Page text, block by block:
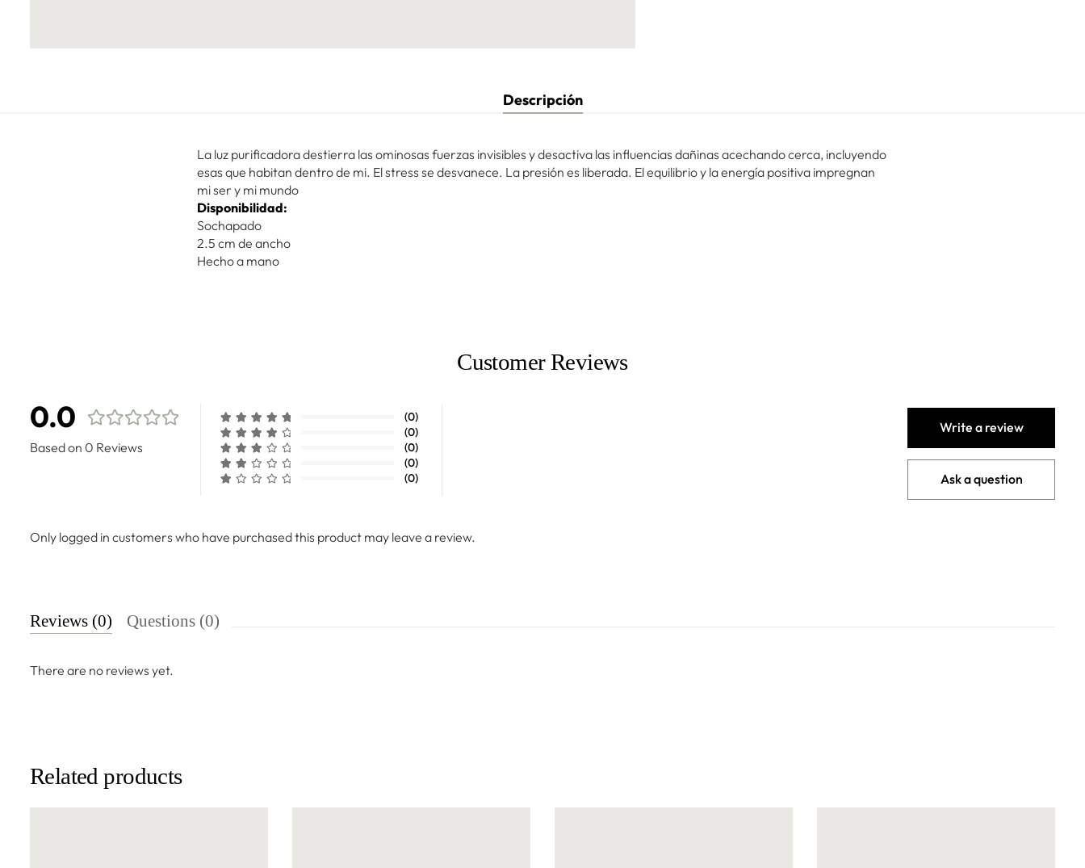
Descripción
La luz purificadora destierra las ominosas fuerzas invisibles y desactiva las influencias dañinas acechando cerca, incluyendo
esas que habitan dentro de mi. El stress se desvanece. La presión es liberada. El equilibrio y la energía positiva impregnan
mi ser y mi mundo
Disponibilidad:
Sochapado
2.5 cm de ancho
Hecho a mano
Customer Reviews
0.0
Based on 0 Reviews
(0)
(0)
(0)
(0)
(0)
Write a review
Ask a question
Only logged in customers who have purchased this product may leave a review.
Reviews (0) Questions (0)
There are no reviews yet.
Related products